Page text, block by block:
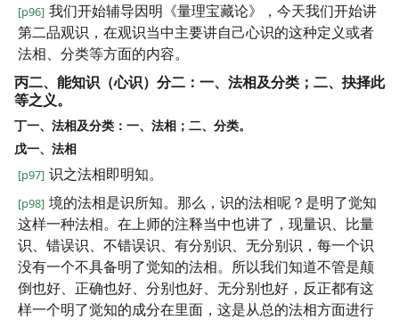
[p96] 我们开始辅导因明《量理宝藏论》，今天我们开始讲
第二品观识，在观识当中主要讲自己心识的这种定义或者
法相、分类等方面的内容。
丙二、能知识（心识）分二：一、法相及分类；二、抉择此
等之义。
丁一、法相及分类：一、法相；二、分类。
戊一、法相
[p97] 识之法相即明知。
[p98] 境的法相是识所知。那么，识的法相呢？是明了觉知
这样一种法相。在上师的注释当中也讲了，现量识、比量
识、错误识、不错误识、有分别识、无分别识，每一个识
没有一个不具备明了觉知的法相。所以我们知道不管是颠
倒也好、正确也好、分别也好、无分别也好，反正都有这
样一个明了觉知的成分在里面，这是从总的法相方面进行